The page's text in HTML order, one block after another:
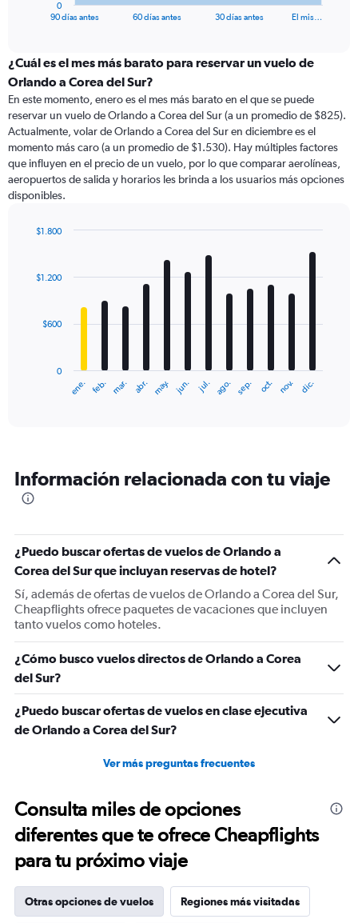
categories.
Range:
categories.
The
chart
has
1
Y
axis
values.
to
90 días antes 60 días antes 30 días antes El mis…
0
¿Cuál es el mes más barato para reservar un vuelo de
Orlando a Corea del Sur?
En este momento, enero es el mes más barato en el que se puede
reservar un vuelo de Orlando a Corea del Sur (a un promedio de $825).
Actualmente, volar de Orlando a Corea del Sur en diciembre es el
momento más caro (a un promedio de $1.530). Hay múltiples factores
que influyen en el precio de un vuelo, por lo que comparar aerolíneas,
aeropuertos de salida y horarios les brinda a los usuarios más opciones
disponibles.
with
12
The
categories.
The
Y
axis
displaying
values.
Range:
0
1800.
ene. feb. mar. abr. may. jun. jul. ago. sep. oct. nov. dic.
0
$600
$1.200
$1.800
Información relacionada con tu viaje
¿Puedo buscar ofertas de vuelos de Orlando a
Corea del Sur que incluyan reservas de hotel?
Sí, además de ofertas de vuelos de Orlando a Corea del Sur,
Cheapflights ofrece paquetes de vacaciones que incluyen
tanto vuelos como hoteles.
¿Cómo busco vuelos directos de Orlando a Corea
del Sur?
¿Puedo buscar ofertas de vuelos en clase ejecutiva
de Orlando a Corea del Sur?
Ver más preguntas frecuentes
Consulta miles de opciones
diferentes que te ofrece Cheapflights
para tu próximo viaje
Otras opciones de vuelos Regiones más visitadas